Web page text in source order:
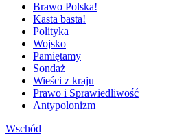
Brawo Polska!
Kasta basta!
Polityka
Wojsko
Pamiętamy
Sondaż
Wieści z kraju
Prawo i Sprawiedliwość
Antypolonizm
Wschód